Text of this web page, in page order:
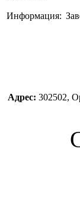
Информация:
Адрес: 302502,